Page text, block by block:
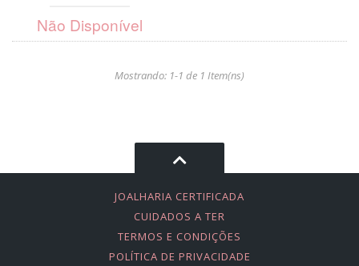
Não Disponível
Mostrando: 1-1 de 1 Item(ns)
JOALHARIA CERTIFICADA
CUIDADOS A TER
TERMOS E CONDIÇÕES
POLÍTICA DE PRIVACIDADE